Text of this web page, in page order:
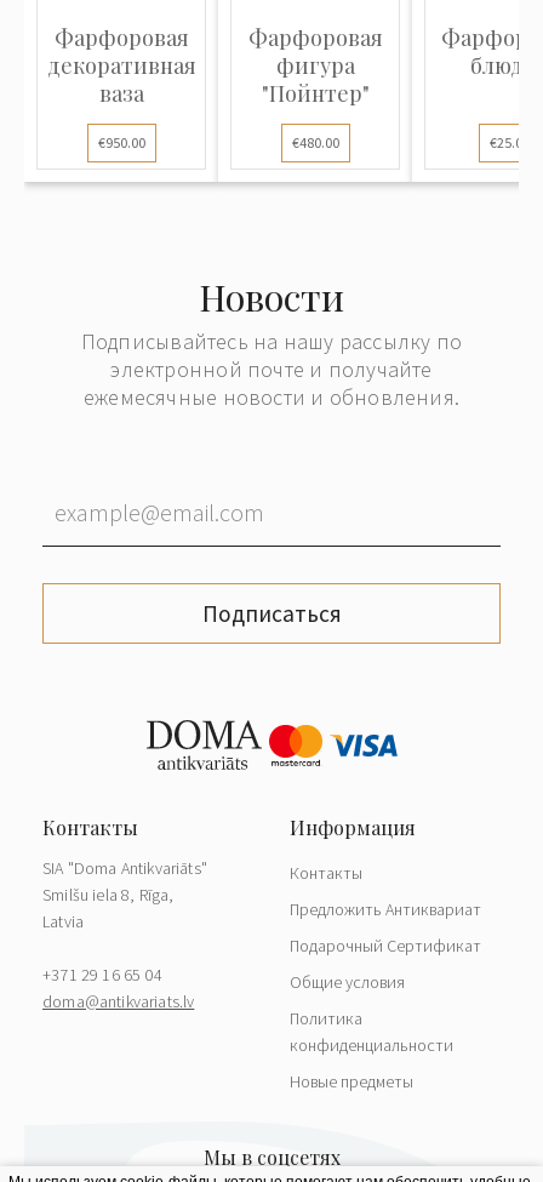
Фарфоровая
декоративная
ваза
€950.00
Фарфоровая
фигура
"Пойнтер"
€480.00 €25.00
Новости
Подписывайтесь на нашу рассылку по
электронной почте и получайте
ежемесячные новости и обновления.
Подписаться
SIA "Doma Antikvariāts"
Smilšu iela 8, Rīga,
Latvia
+371 29 16 65 04
doma@antikvariats.lv
Контакты
Предложить Антиквариат
Подарочный Сертификат
Общие условия
Политика
конфиденциальности
Новые предметы